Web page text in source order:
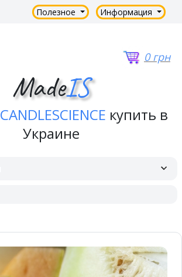
Полезное Информация
0 грн
MadeIS
CANDLESCIENCE купить в
Украине